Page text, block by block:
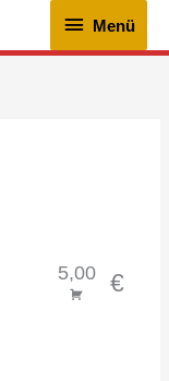
Menü
Menü
5,00 €